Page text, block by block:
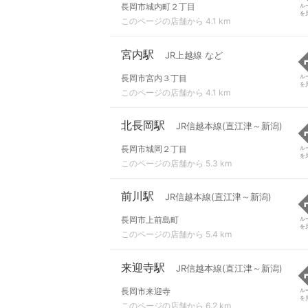
長岡市城内町２丁目
このページの店舗から 4.1 km
ル
を
宮内駅 JR上越線 など
長岡市宮内３丁目
このページの店舗から 4.1 km
ル
を
北長岡駅 JR信越本線(直江津～新潟)
長岡市城岡２丁目
このページの店舗から 5.3 km
ル
を
前川駅 JR信越本線(直江津～新潟)
長岡市上前島町
このページの店舗から 5.4 km
ル
を
来迎寺駅 JR信越本線(直江津～新潟)
長岡市来迎寺
このページの店舗から 6.2 km
ル
を